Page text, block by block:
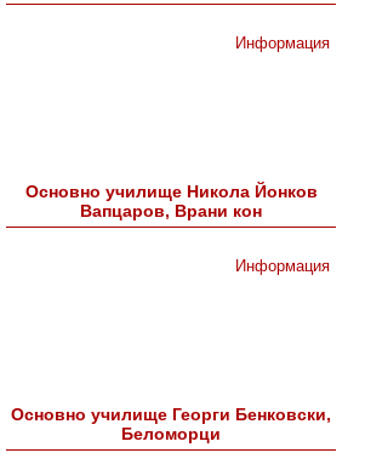
Информация
Основно училище Никола Йонков
Вапцаров, Врани кон
Информация
Основно училище Георги Бенковски,
Беломорци